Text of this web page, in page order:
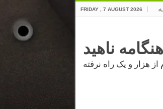
FRIDAY , 7 AUGUST 2026
هنگامه ناهید